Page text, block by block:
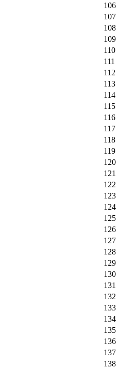
106
107
108
109
110
111
112
113
114
115
116
117
118
119
120
121
122
123
124
125
126
127
128
129
130
131
132
133
134
135
136
137
138